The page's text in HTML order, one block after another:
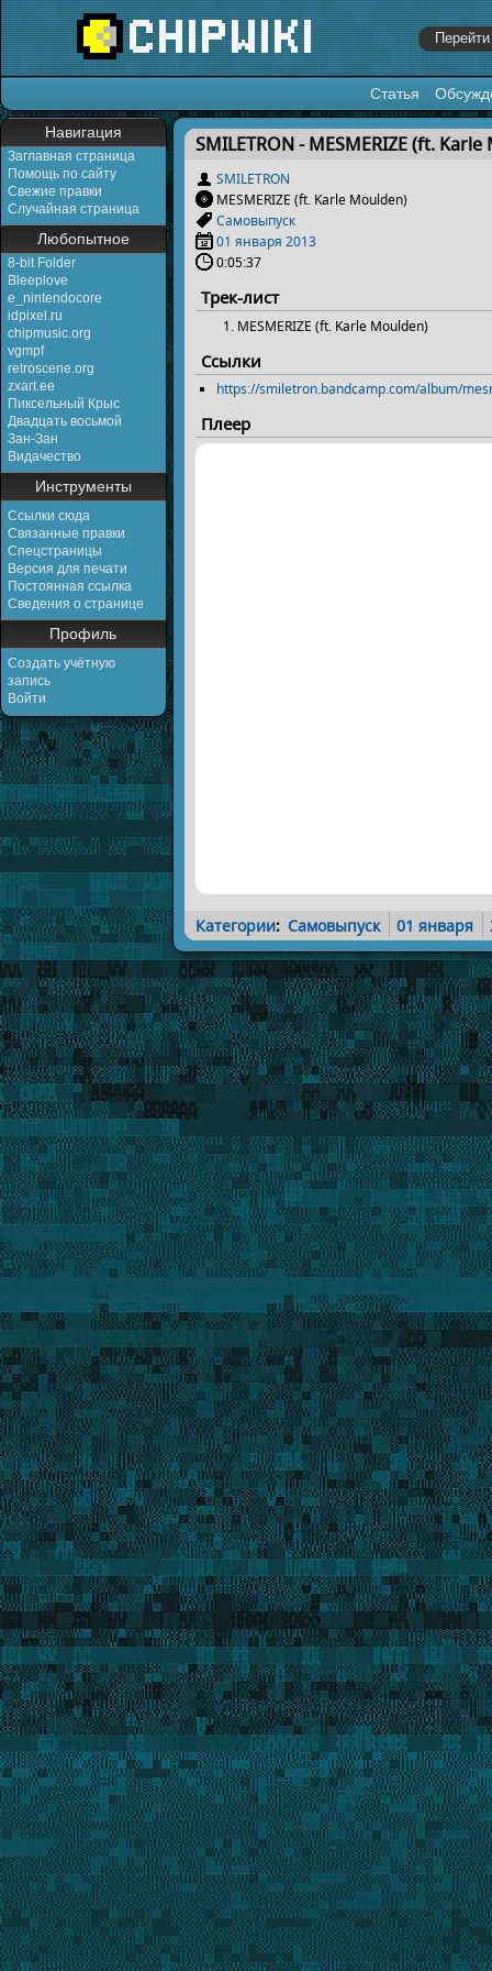
Статья
Навигация
Заглавная страница
Помощь по сайту
Свежие правки
Случайная страница
Любопытное
8-bit Folder
Bleeplove
e_nintendocore
idpixel.ru
chipmusic.org
vgmpf
retroscene.org
zxart.ee
Пиксельный Крыс
Двадцать восьмой
Зан-Зан
Видачество
Инструменты
Ссылки сюда
Связанные правки
Спецстраницы
Версия для печати
Постоянная ссылка
Сведения о странице
Профиль
Создать учётную
запись
Войти
Перейти к:навигация,поиск
SMILETRON - MESMERIZE (ft.
SMILETRON
MESMERIZE (ft. Karle Moulden)
Самовыпуск
01 января 2013
0:05:37
Трек-лист
MESMERIZE (ft. Karle Moulden)
Ссылки
https://smiletron.bandcamp.com/album/
Плеер
Категории: Самовыпуск 01 января